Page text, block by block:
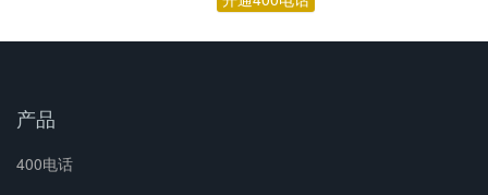
产品
400电话